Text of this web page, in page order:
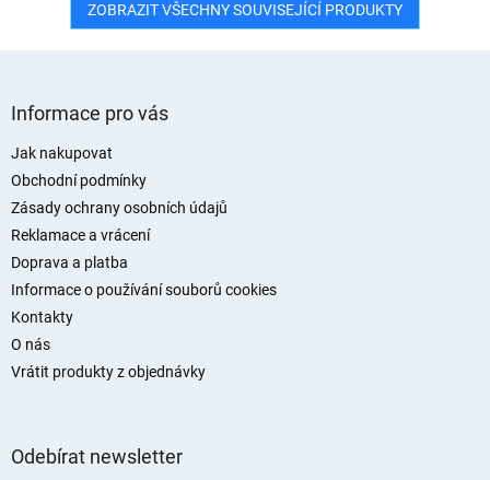
ZOBRAZIT VŠECHNY SOUVISEJÍCÍ PRODUKTY
Informace pro vás
Jak nakupovat
Obchodní podmínky
Zásady ochrany osobních údajů
Reklamace a vrácení
Doprava a platba
Informace o používání souborů cookies
Kontakty
O nás
Vrátit produkty z objednávky
Odebírat newsletter